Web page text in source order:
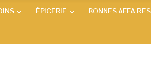
ÉPICERIE BONNES AFFAIRES